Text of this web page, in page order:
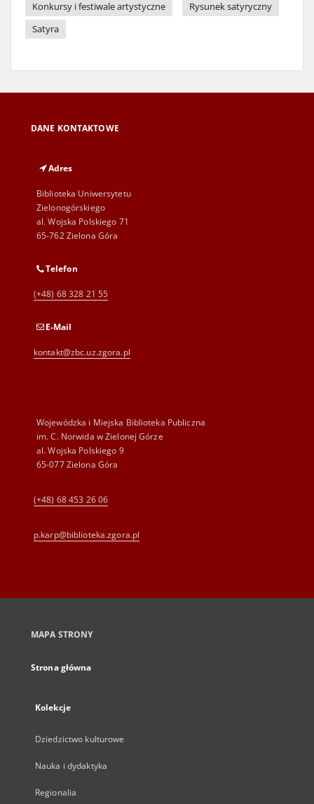
Konkursy i festiwale artystyczne
Rysunek satyryczny
Satyra
DANE KONTAKTOWE
Adres
Biblioteka Uniwersytetu
Zielonogórskiego
al. Wojska Polskiego 71
65-762 Zielona Góra
Telefon
(+48) 68 328 21 55
E-Mail
kontakt@zbc.uz.zgora.pl
Wojewódzka i Miejska Biblioteka Publiczna
im. C. Norwida w Zielonej Górze
al. Wojska Polskiego 9
65-077 Zielona Góra
(+48) 68 453 26 06
p.karp@biblioteka.zgora.pl
MAPA STRONY
Strona główna
Kolekcje
Dziedzictwo kulturowe
Nauka i dydaktyka
Regionalia